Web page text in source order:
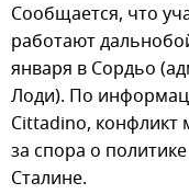
Сообщается, что
работают
января в Сордьо
Лоди). По
Cittadino,
за спора о
Сталине.